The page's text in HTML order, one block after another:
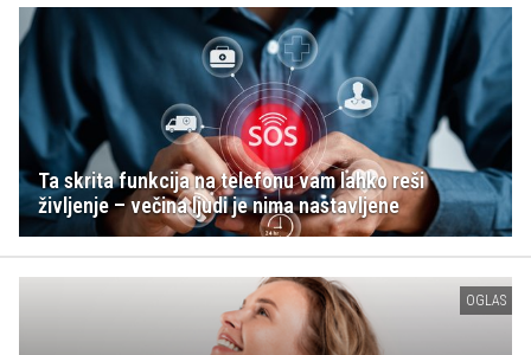
Ta skrita funkcija na telefonu vam lahko reši
življenje – večina ljudi je nima nastavljene
OGLAS